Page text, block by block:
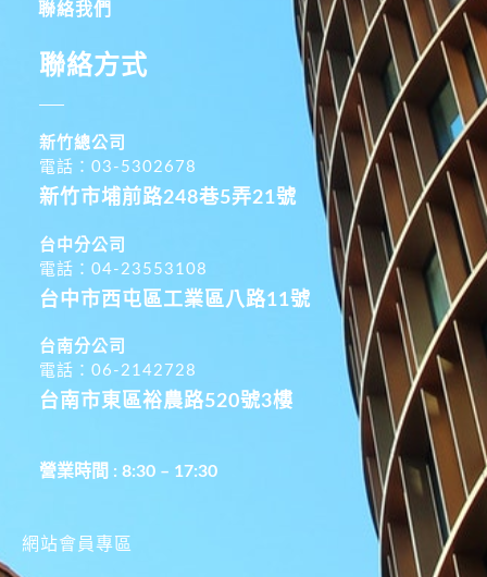
聯絡我們
聯絡方式
新竹總公司
電話：03-5302678
新竹市埔前路248巷5弄21號
台中分公司
電話：04-23553108
台中市西屯區工業區八路11號
台南分公司
電話：06-2142728
台南市東區裕農路520號3樓
營業時間 : 8:30 – 17:30
網站會員專區